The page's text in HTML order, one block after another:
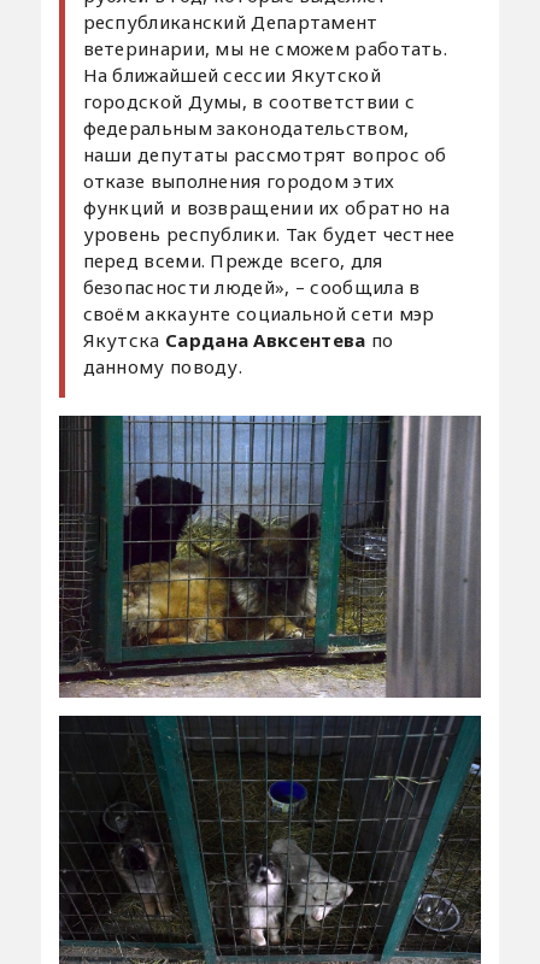
республиканский Департамент
ветеринарии, мы не сможем работать.
На ближайшей сессии Якутской
городской Думы, в соответствии с
федеральным законодательством,
наши депутаты рассмотрят вопрос об
отказе выполнения городом этих
функций и возвращении их обратно на
уровень республики. Так будет честнее
перед всеми. Прежде всего, для
безопасности людей», – сообщила в
своём аккаунте социальной сети мэр
Якутска Сардана Авксентева по
данному поводу.